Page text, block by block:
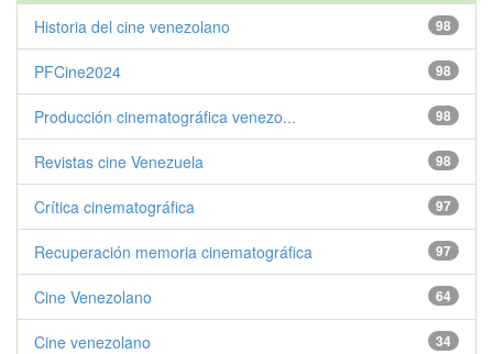
98
Historia del cine venezolano
98
PFCine2024
98
Producción cinematográfica venezo...
98
Revistas cine Venezuela
97
Crítica cinematográfica
97
Recuperación memoria cinematográfica
64
Cine Venezolano
34
Cine venezolano